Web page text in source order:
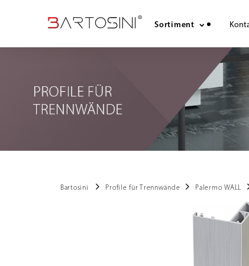
Sortiment
Bartosini chevron_right Profile für Trennwände chevron_right Palermo WALL